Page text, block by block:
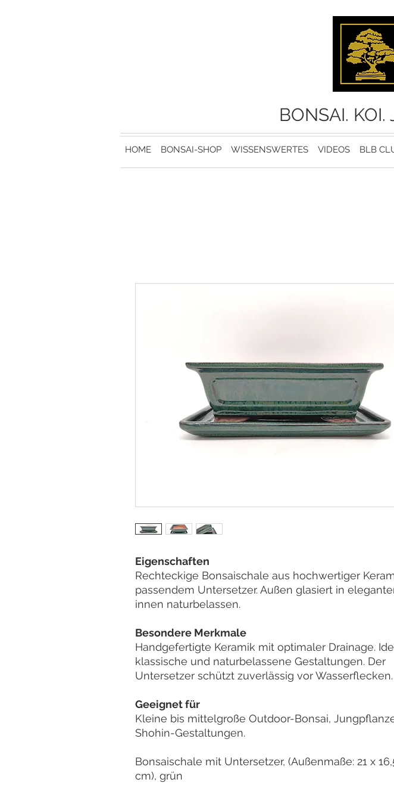
BONSAI. KOI.
HOME BONSAI-SHOP WISSENSWERTES VIDEOS BLB
Eigenschaften
Rechteckige Bonsaischale aus hochwertiger
passendem Untersetzer. Außen glasiert in
innen naturbelassen.
Besondere Merkmale
Handgefertigte Keramik mit optimaler Drainage.
klassische und naturbelassene Gestaltungen. Der
Untersetzer schützt zuverlässig vor Wasserflecken.
Geeignet für
Kleine bis mittelgroße Outdoor-Bonsai,
Shohin-Gestaltungen.
Bonsaischale mit Untersetzer, (Außenmaße: 21 x
cm), grün